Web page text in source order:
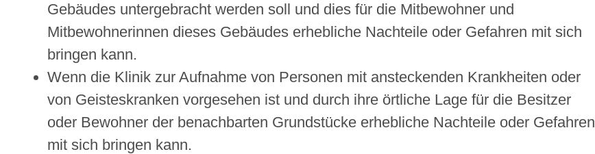
Gebäudes untergebracht werden soll und dies für die Mitbewohner und
Mitbewohnerinnen dieses Gebäudes erhebliche Nachteile oder Gefahren mit sich
bringen kann.
Wenn die Klinik zur Aufnahme von Personen mit ansteckenden Krankheiten oder
von Geisteskranken vorgesehen ist und durch ihre örtliche Lage für die Besitzer
oder Bewohner der benachbarten Grundstücke erhebliche Nachteile oder Gefahren
mit sich bringen kann.